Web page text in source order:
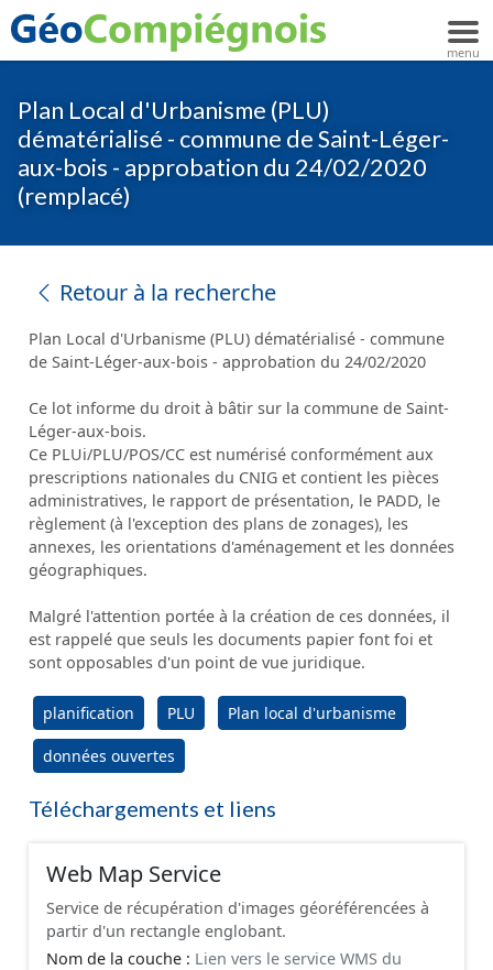
Plan Local d'Urbanisme (PLU)
dématérialisé - commune de Saint-Léger-
aux-bois - approbation du 24/02/2020
(remplacé)
Retour à la recherche
Plan Local d'Urbanisme (PLU) dématérialisé - commune
de Saint-Léger-aux-bois - approbation du 24/02/2020
Ce lot informe du droit à bâtir sur la commune de Saint-
Léger-aux-bois.
Ce PLUi/PLU/POS/CC est numérisé conformément aux
prescriptions nationales du CNIG et contient les pièces
administratives, le rapport de présentation, le PADD, le
règlement (à l'exception des plans de zonages), les
annexes, les orientations d'aménagement et les données
géographiques.
Malgré l'attention portée à la création de ces données, il
est rappelé que seuls les documents papier font foi et
sont opposables d'un point de vue juridique.
planification PLU Plan local d'urbanisme
données ouvertes
Téléchargements et liens
Web Map Service
Service de récupération d'images géoréférencées à
partir d'un rectangle englobant.
Nom de la couche : Lien vers le service WMS du